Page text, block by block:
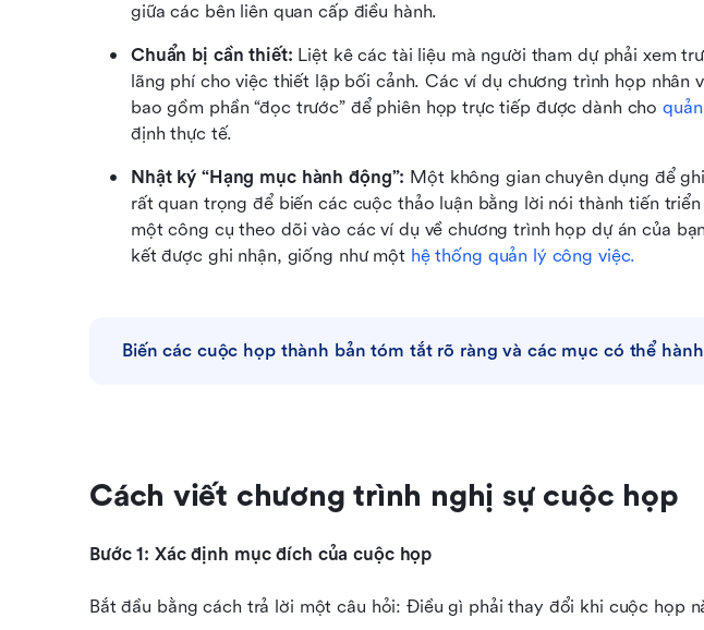
giữa các bên liên quan cấp điều hành.
Chuẩn bị cần thiết: Liệt kê các tài liệu mà người tham dự phải xem
lãng phí cho việc thiết lập bối cảnh. Các ví dụ chương trình họp nhân
bao gồm phần “đọc trước” để phiên họp trực tiếp được dành cho
định thực tế.
Nhật ký “Hạng mục hành động”: Một không gian chuyên dụng để
rất quan trọng để biến các cuộc thảo luận bằng lời nói thành tiến
một công cụ theo dõi vào các ví dụ về chương trình họp dự án của
kết được ghi nhận, giống như một hệ thống quản lý công việc.
Biến các cuộc họp thành bản tóm tắt rõ ràng và các mục có thể
Cách viết chương trình nghị sự cuộc họp
Bước 1: Xác định mục đích của cuộc họp
Bắt đầu bằng cách trả lời một câu hỏi: Điều gì phải thay đổi khi cuộc họp